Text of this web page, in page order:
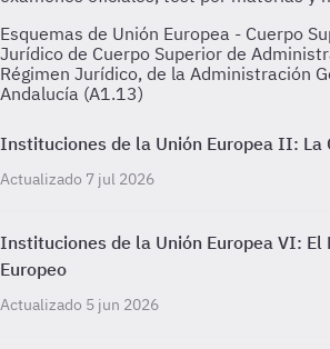
Esquemas de Unión Europea - Cuerpo
Jurídico de Cuerpo Superior de
Régimen Jurídico, de la Administración
Andalucía (A1.13)
Instituciones de la Unión Europea II: La
Actualizado 7 jul 2026
Instituciones de la Unión Europea VI: El
Europeo
Actualizado 5 jun 2026